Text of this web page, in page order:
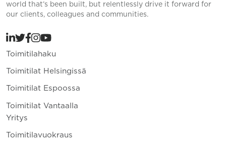
world that’s been built, but relentlessly drive it forward for
our clients, colleagues and communities.
Toimitilahaku
Toimitilat Helsingissä
Toimitilat Espoossa
Toimitilat Vantaalla
Yritys
Toimitilavuokraus